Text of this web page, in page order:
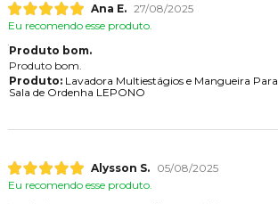
Ana E. 27/08/2025
Eu recomendo esse produto.
Produto bom.
Produto bom.
Produto:Lavadora Multiestágios e Mangueira Para
Sala de Ordenha LEPONO
Alysson S.
05/08/2025
Eu recomendo esse produto.